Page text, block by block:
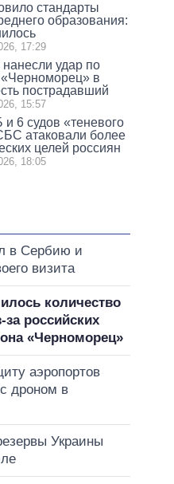
стандарты
образования:
17:29
нанесли удар по
«Черноморец» в
пострадавший
15:57
6 судов «теневого
атаковали более
целей россиян
18:05
в Сербию и
визита
количество
российских
«Черноморец»
аэропортов
дроном в
Украины